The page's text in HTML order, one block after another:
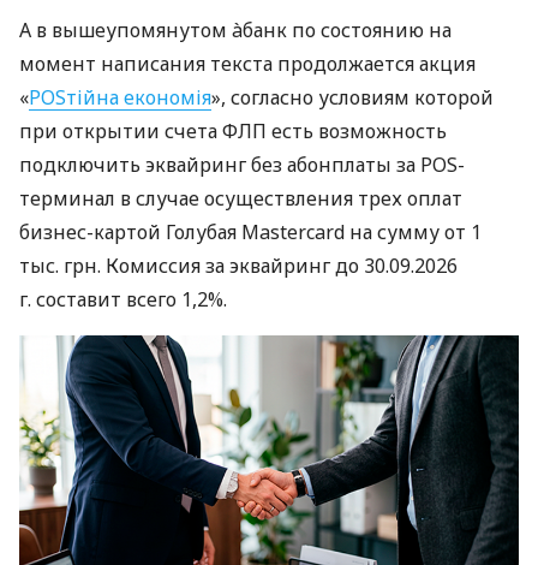
А в вышеупомянутом àбанк по состоянию на
момент написания текста продолжается акция
«POSтійна економія», согласно условиям которой
при открытии счета ФЛП есть возможность
подключить эквайринг без абонплаты за POS-
терминал в случае осуществления трех оплат
бизнес-картой Голубая Mastercard на сумму от 1
тыс. грн. Комиссия за эквайринг до 30.09.2026
г. составит всего 1,2%.